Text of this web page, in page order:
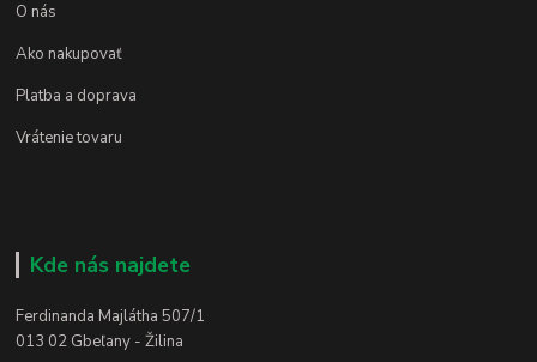
O nás
Ako nakupovať
Platba a doprava
Vrátenie tovaru
Kde nás najdete
Ferdinanda Majlátha 507/1
013 02 Gbeľany - Žilina